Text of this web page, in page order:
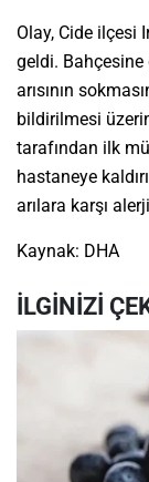
Olay, Cide ilçesi
geldi.
arısının
bildirilmesi
tarafından ilk
hastaneye
arılara karşı
Kaynak: DHA